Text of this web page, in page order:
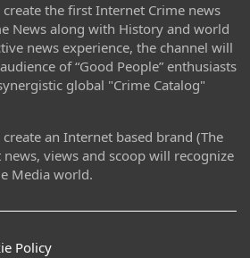
the first Internet Crime news
News along with History and world
news experience, the channel will
of “Good People” enthusiasts
global "Crime Catalog"
an Internet based brand (The
views and scoop will recognize
Media world.
Policy